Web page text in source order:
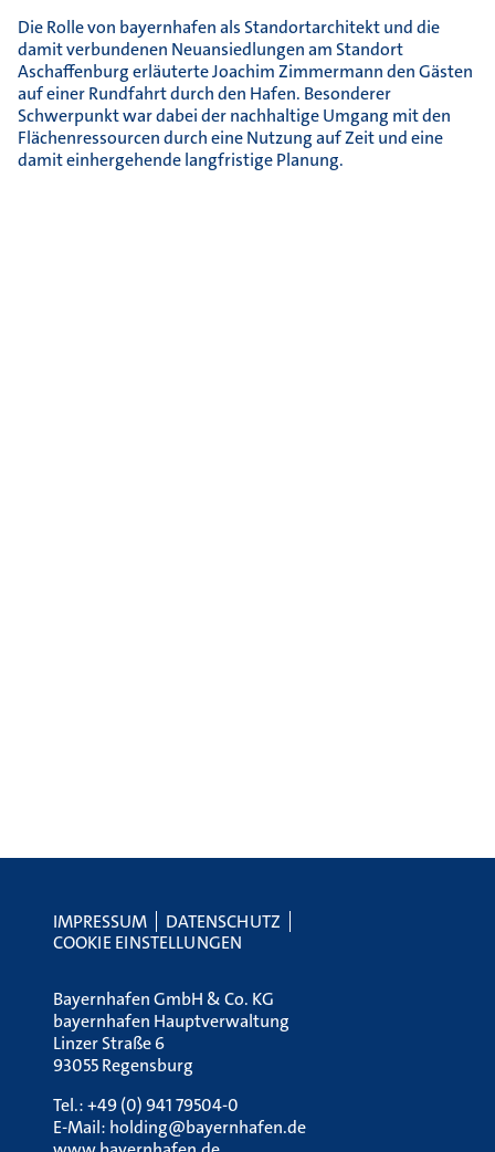
Die Rolle von bayernhafen als Standortarchitekt und die
damit verbundenen Neuansiedlungen am Standort
Aschaffenburg erläuterte Joachim Zimmermann den Gästen
auf einer Rundfahrt durch den Hafen. Besonderer
Schwerpunkt war dabei der nachhaltige Umgang mit den
Flächenressourcen durch eine Nutzung auf Zeit und eine
damit einhergehende langfristige Planung.
IMPRESSUM
DATENSCHUTZ
COOKIE EINSTELLUNGEN
Bayernhafen GmbH & Co. KG
bayernhafen Hauptverwaltung
Linzer Straße 6
93055 Regensburg
Tel.:+49 (0) 941 79504-0
E-Mail: holding@bayernhafen.de